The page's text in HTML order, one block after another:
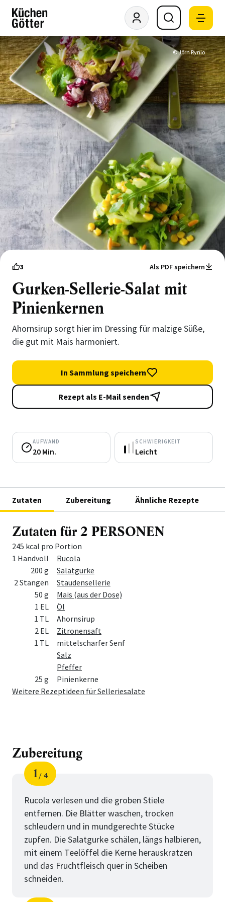
© Jörn Rynio
3 Als PDF speichern
Gurken-Sellerie-Salat mit
Pinienkernen
Ahornsirup sorgt hier im Dressing für malzige Süße,
die gut mit Mais harmoniert.
In Sammlung speichern
Rezept als E-Mail senden
AUFWAND
20 Min.
SCHWIERIGKEIT
Leicht
Zutaten Zubereitung Ähnliche Rezepte
Zutaten für 2 PERSONEN
245 kcal pro Portion
MengeZutat
1 Handvoll
Rucola
200 g
Salatgurke
2 Stangen
Staudensellerie
50 g
Mais (aus der Dose)
1 EL
Öl
1 TL
Ahornsirup
2 EL
Zitronensaft
1 TL
mittelscharfer Senf
Salz
Pfeffer
25 g
Pinienkerne
Weitere Rezeptideen für Selleriesalate
Zubereitung
Schritt
1
von
4
Rucola verlesen und die groben Stiele
entfernen. Die Blätter waschen, trocken
schleudern und in mundgerechte Stücke
zupfen. Die Salatgurke schälen, längs halbieren,
mit einem Teelöffel die Kerne herauskratzen
und das Fruchtfleisch quer in Scheiben
schneiden.